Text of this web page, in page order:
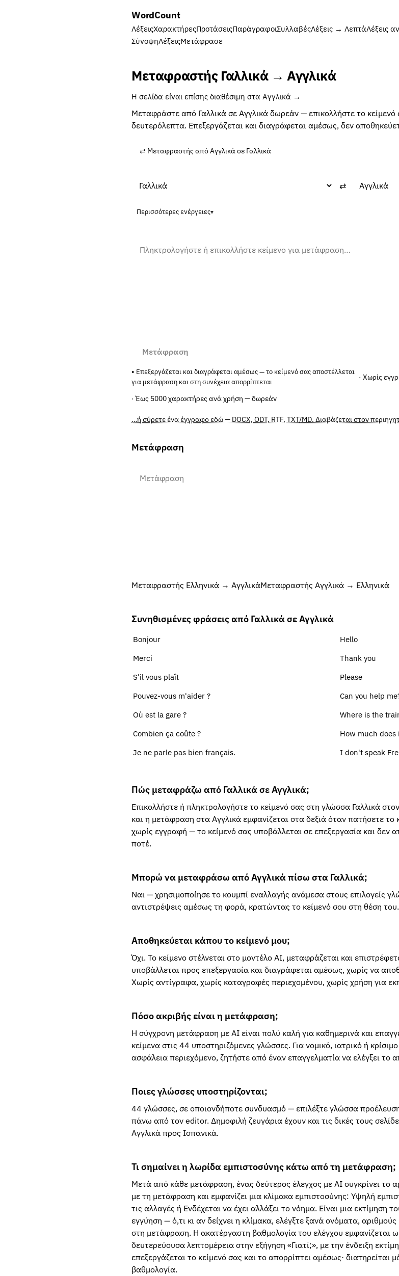
WordCount
ΛέξειςΧαρακτήρεςΠροτάσειςΠαράγραφοιΣυλλαβέςΛέξεις → ΛεπτάΛέξεις
ΣύνοψηΛέξειςΜετάφρασε
Μεταφραστής Γαλλικά → Αγγλικά
Η σελίδα είναι επίσης διαθέσιμη στα Αγγλικά →
Μεταφράστε από Γαλλικά σε Αγγλικά δωρεάν — επικολλήστε το
δευτερόλεπτα. Επεξεργάζεται και διαγράφεται αμέσως, δεν
⇄ Μεταφραστής από Αγγλικά σε Γαλλικά
⇄
Περισσότερες ενέργειες
Μετάφραση
Επεξεργάζεται και διαγράφεται αμέσως — το κείμενό σας αποστέλλεται
για μετάφραση και στη συνέχεια απορρίπτεται
· Χωρίς
· Έως 5000 χαρακτήρες ανά χρήση — δωρεάν
…ή σύρετε ένα έγγραφο εδώ — DOCX, ODT, RTF, TXT/MD. Διαβάζεται στον
Μετάφραση
Μεταφραστής Ελληνικά → ΑγγλικάΜεταφραστής Αγγλικά → Ελληνικά
Συνηθισμένες φράσεις από Γαλλικά σε Αγγλικά
Bonjour
Hello
Merci
Thank you
S'il vous plaît
Please
Pouvez-vous m'aider ?
Can you help
Où est la gare ?
Where is the
Combien ça coûte ?
How much does
Je ne parle pas bien français.
I don't speak
Πώς μεταφράζω από Γαλλικά σε Αγγλικά;
Επικολλήστε ή πληκτρολογήστε το κείμενό σας στη γλώσσα Γαλλικά
και η μετάφραση στα Αγγλικά εμφανίζεται στα δεξιά όταν πατήσετε
χωρίς εγγραφή — το κείμενό σας υποβάλλεται σε επεξεργασία και δεν
ποτέ.
Μπορώ να μεταφράσω από Αγγλικά πίσω στα Γαλλικά;
Ναι — χρησιμοποίησε το κουμπί εναλλαγής ανάμεσα στους επιλογείς
αντιστρέψεις αμέσως τη φορά, κρατώντας το κείμενό σου στη θέση του.
Αποθηκεύεται κάπου το κείμενό μου;
Όχι. Το κείμενο στέλνεται στο μοντέλο AI, μεταφράζεται και
υποβάλλεται προς επεξεργασία και διαγράφεται αμέσως, χωρίς να
Χωρίς αντίγραφα, χωρίς καταγραφές περιεχομένου, χωρίς χρήση για
Πόσο ακριβής είναι η μετάφραση;
Η σύγχρονη μετάφραση με AI είναι πολύ καλή για καθημερινά και
κείμενα στις 44 υποστηριζόμενες γλώσσες. Για νομικό, ιατρικό ή
ασφάλεια περιεχόμενο, ζητήστε από έναν επαγγελματία να ελέγξει το
Ποιες γλώσσες υποστηρίζονται;
44 γλώσσες, σε οποιονδήποτε συνδυασμό — επιλέξτε γλώσσα
πάνω από τον editor. Δημοφιλή ζευγάρια έχουν και τις δικές τους
Αγγλικά προς Ισπανικά.
Τι σημαίνει η λωρίδα εμπιστοσύνης κάτω από τη μετάφραση;
Μετά από κάθε μετάφραση, ένας δεύτερος έλεγχος με AI συγκρίνει το
με τη μετάφραση και εμφανίζει μια κλίμακα εμπιστοσύνης: Υψηλή
τις αλλαγές ή Ενδέχεται να έχει αλλάξει το νόημα. Είναι μια εκτίμηση
εγγύηση — ό,τι κι αν δείχνει η κλίμακα, ελέγξτε ξανά ονόματα, αριθμούς
στη μετάφραση. Η ακατέργαστη βαθμολογία του ελέγχου εμφανίζεται
δευτερεύουσα λεπτομέρεια στην εξήγηση «Γιατί;», με την ένδειξη
επεξεργάζεται το κείμενό σας και το απορρίπτει αμέσως· διατηρείται
βαθμολογία.